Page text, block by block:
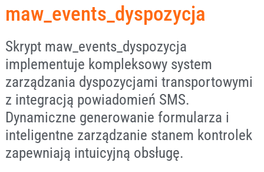
maw_events_dyspozycja
Skrypt maw_events_dyspozycja
implementuje kompleksowy system
zarządzania dyspozycjami transportowymi
z integracją powiadomień SMS.
Dynamiczne generowanie formularza i
inteligentne zarządzanie stanem kontrolek
zapewniają intuicyjną obsługę.